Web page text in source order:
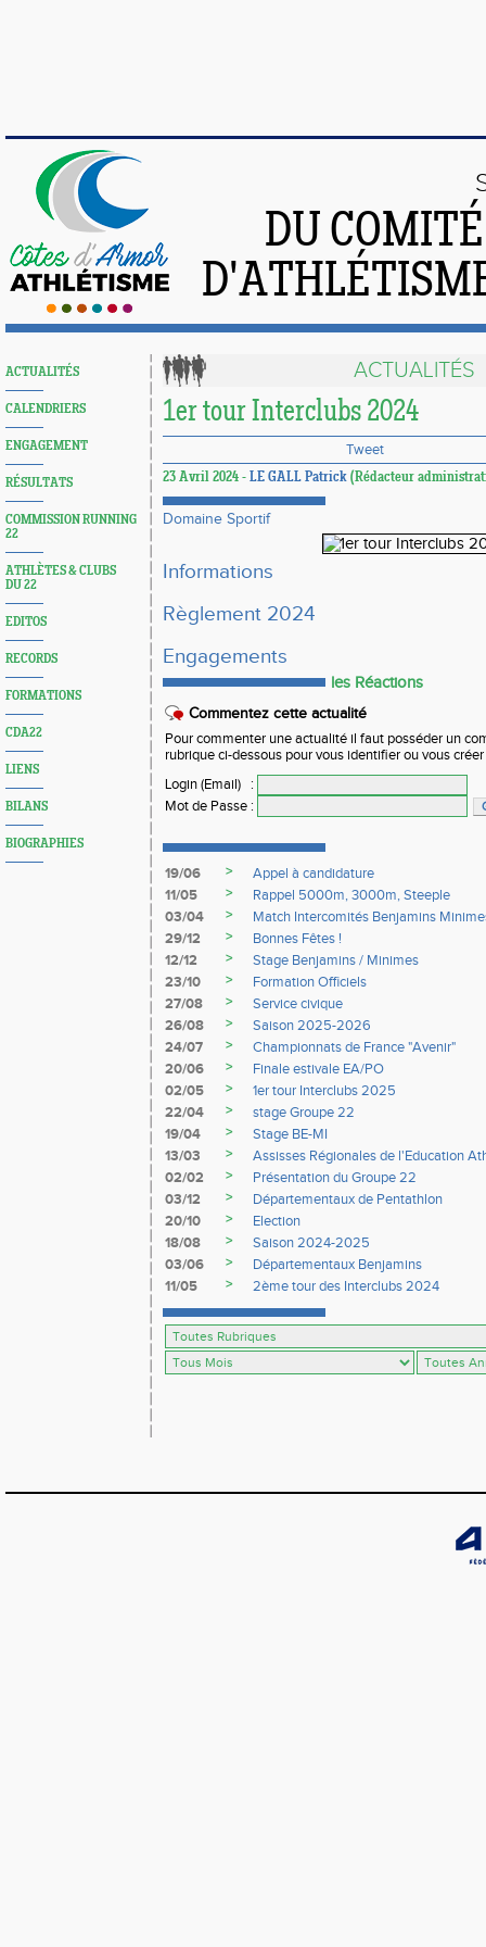
DU
ACTUALITÉS
CALENDRIERS
ENGAGEMENT
RÉSULTATS
COMMISSION RUNNING
22
ATHLÈTES & CLUBS
DU 22
EDITOS
RECORDS
FORMATIONS
CDA22
LIENS
BILANS
BIOGRAPHIES
ACTUALITÉS
1er tour Interclubs 2024
Tweet
23 Avril 2024 - LE GALL Patrick (Rédacteur
Domaine Sportif
Informations
Règlement 2024
Engagements
les Réactions
Commentez cette actualité
Pour commenter une actualité il faut posséder un
rubrique ci-dessous pour vous identifier ou vous
Login (Email)
:
Mot de Passe :
19/06 >
Appel à candidature
11/05
>
Rappel 5000m, 3000m, Steeple
03/04
>
Match Intercomités Benjamins
29/12
>
Bonnes Fêtes !
12/12
>
Stage Benjamins / Minimes
23/10
>
Formation Officiels
27/08
>
Service civique
26/08
>
Saison 2025-2026
24/07
>
Championnats de France "Avenir"
20/06
>
Finale estivale EA/PO
02/05
>
1er tour Interclubs 2025
22/04
>
stage Groupe 22
19/04
>
Stage BE-MI
13/03
>
Assisses Régionales de l'Education
02/02
>
Présentation du Groupe 22
03/12
>
Départementaux de Pentathlon
20/10
>
Election
18/08
>
Saison 2024-2025
03/06
>
Départementaux Benjamins
11/05
> 2ème tour des Interclubs 2024